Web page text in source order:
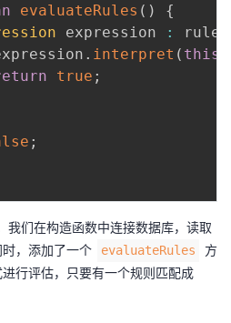
evaluateRules ( )
{
expression :
. interpret ( this
true ;
;
我们在构造函数中连接数据库，读取
，添加了一个
evaluateRules
方
行评估，只要有一个规则匹配成